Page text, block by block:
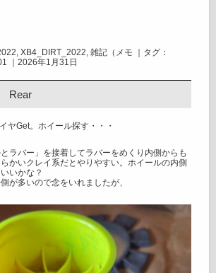
, XB4_DIRT_2022, 雑記（メモ ｜タグ：
｜2026年1月31日
Rear
ヤGet。ホイール探す・・・
ラバー」を接着してラバーをめくり内側からも
かいクレイ系だとやりやすい。ホイールの内側
いかな？
が多いので念をいれましたが、